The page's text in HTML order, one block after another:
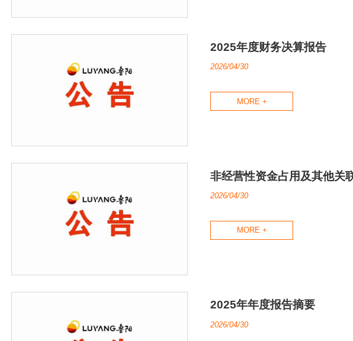
2025年度财务决算报告
2026/04/30
MORE +
非经营性资金占用及其他关
2026/04/30
MORE +
2025年年度报告摘要
2026/04/30